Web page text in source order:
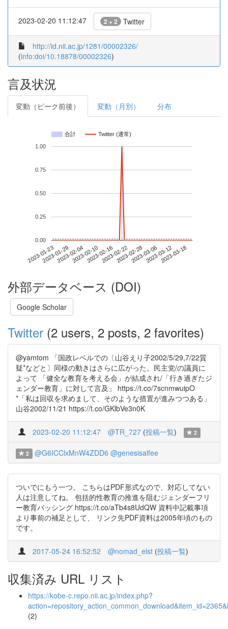
2023-02-20 11:12:47 2 + 2 Twitter
http://id.nii.ac.jp/1281/00002326/
(info:doi/10.18878/00002326)
言及状況
変動（ピーク前後） 変動（月別） 分布
合計 Twitter (通常)
2023-01-232023-01-292023-02-042023-02-102023-02-162023-02-222023-02-282023-03-062023-03-122023-03-18
0.00
0.25
0.50
0.75
1.00
外部データベース (DOI)
Google Scholar
Twitter (2 users, 2 posts, 2 favorites)
@yamtom 「国政レベルでの〔山谷えり子2002/5/29,7/22質
疑*などと〕同様の動きはさらに広がった。民主党/の議員に
よって 「健全な教育を考える会」が結成され/「行き過ぎたジ
ェンダー教育」に対して言及」 https://t.co/7scnmwuipO
*「私は回収を求めまして、そのような措置が進みつつある」
山谷2002/11/21 https://t.co/GKlbVe3n0K
2023-02-20 11:12:47 @TR_727 (投稿一覧) 2
2 @G6ICClxMnW4ZDD6 @genesisalfee
ついでにもう一つ。 こちらはPDF形式なので、対応してない
人は注意してね。 包括的性教育の推進を阻むジェンダーフリ
ー教育バッシング https://t.co/aTb4s8UdQW 資料中記載事項
より事前の補足として、 リンク先PDF資料は2005年頃のもの
です。
2017-05-24 16:52:52 @nomad_elst (投稿一覧)
収集済み URL リスト
https://kobe-c.repo.nii.ac.jp/index.php?
(2)